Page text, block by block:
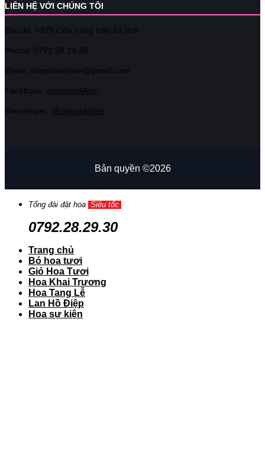
LIÊN HỆ VỚI CHÚNG TÔI
Địa chỉ: +979 Cửa hàng trên 63 tỉnh
Phone: 0792.28.29.30
Email: shophoamilan@gmail.com
Facebook: shophoaMilan
Messenger: shophoaMilan
Bản quyền ©2026
Tổng đài đặt hoa Siêu tốc
0792.28.29.30
Trang chủ
Bó hoa tươi
Giỏ Hoa Tươi
Hoa Khai Trương
Hoa Tang Lễ
Lan Hồ Điệp
Hoa sự kiện